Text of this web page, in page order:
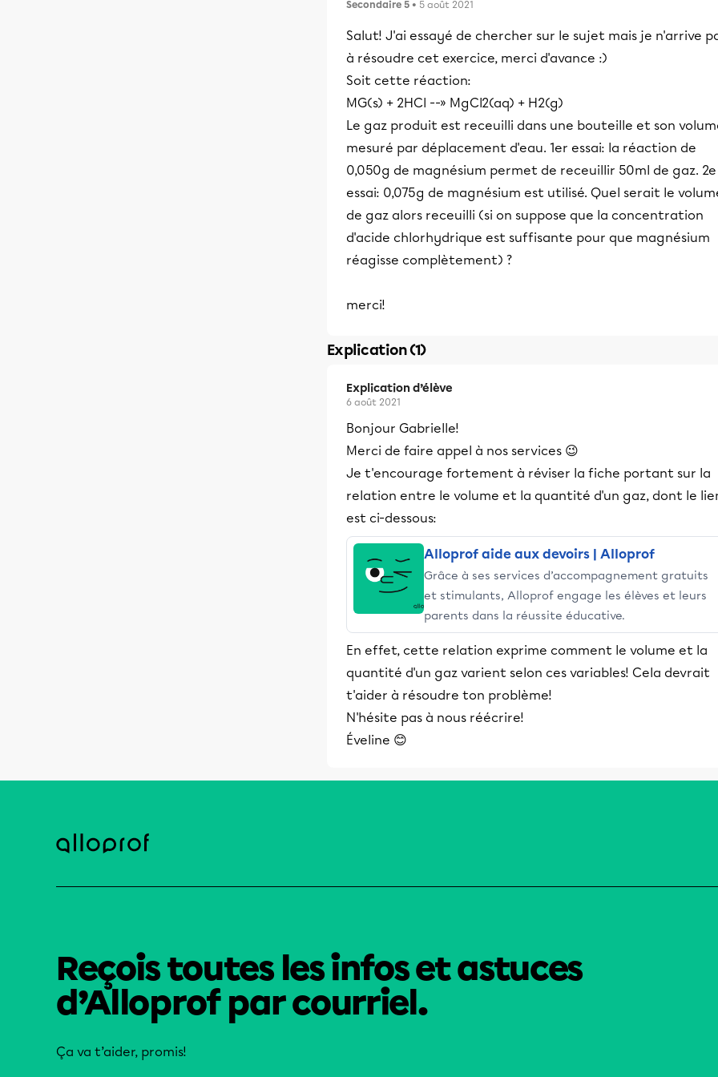
Secondaire 5 • 5 août 2021
Salut! J'ai essayé de chercher sur le sujet mais je n'arrive
à résoudre cet exercice, merci d'avance :)
Soit cette réaction:
MG(s) + 2HCl --» MgCl2(aq) + H2(g)
Le gaz produit est receuilli dans une bouteille et son
mesuré par déplacement d'eau. 1er essai: la réaction de
0,050g de magnésium permet de receuillir 50ml de gaz. 2e
essai: 0,075g de magnésium est utilisé. Quel serait le
de gaz alors receuilli (si on suppose que la concentration
d'acide chlorhydrique est suffisante pour que magnésium
réagisse complètement) ?
merci!
Explication (1)
Explication d’élève
6 août 2021
Bonjour Gabrielle!
Merci de faire appel à nos services 😉
Je t'encourage fortement à réviser la fiche portant sur la
relation entre le volume et la quantité d'un gaz, dont le
est ci-dessous:
Alloprof aide aux devoirs | Alloprof
Grâce à ses services d’accompagnement gratuits
et stimulants, Alloprof engage les élèves et leurs
parents dans la réussite éducative.
En effet, cette relation exprime comment le volume et la
quantité d'un gaz varient selon ces variables! Cela devrait
t'aider à résoudre ton problème!
N'hésite pas à nous réécrire!
Éveline 😊
Reçois toutes les infos et astuces
d’Alloprof par courriel.
Ça va t’aider, promis!